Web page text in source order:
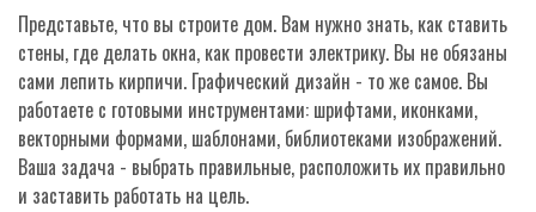
Представьте, что вы строите дом. Вам нужно знать, как ставить
стены, где делать окна, как провести электрику. Вы не обязаны
сами лепить кирпичи. Графический дизайн - то же самое. Вы
работаете с готовыми инструментами: шрифтами, иконками,
векторными формами, шаблонами, библиотеками изображений.
Ваша задача - выбрать правильные, расположить их правильно
и заставить работать на цель.